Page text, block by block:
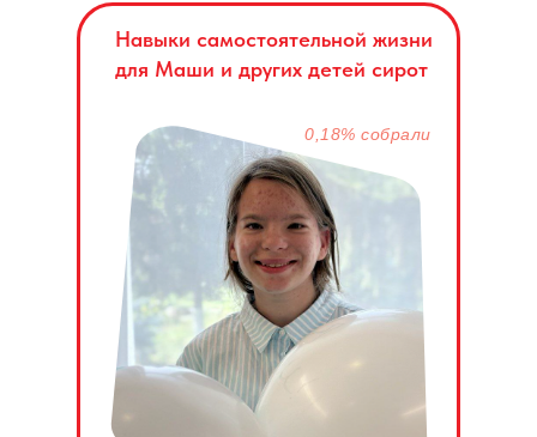
Навыки самостоятельной жизни
для Маши и других детей сирот
0,18% собрали